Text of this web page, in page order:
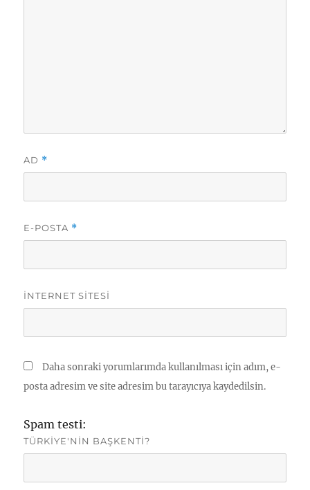
AD *
E-POSTA *
İNTERNET SITESI
Daha sonraki yorumlarımda kullanılması için adım, e-
posta adresim ve site adresim bu tarayıcıya kaydedilsin.
Spam testi:
TÜRKIYE'NIN BAŞKENTI?